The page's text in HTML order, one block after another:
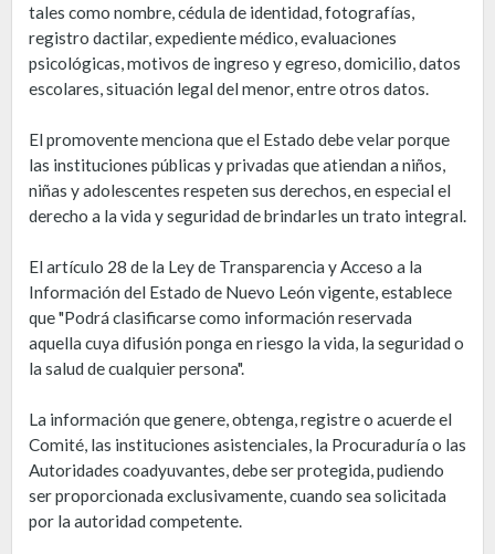
tales como nombre, cédula de identidad, fotografías,
registro dactilar, expediente médico, evaluaciones
psicológicas, motivos de ingreso y egreso, domicilio, datos
escolares, situación legal del menor, entre otros datos.
El promovente menciona que el Estado debe velar porque
las instituciones públicas y privadas que atiendan a niños,
niñas y adolescentes respeten sus derechos, en especial el
derecho a la vida y seguridad de brindarles un trato integral.
El artículo 28 de la Ley de Transparencia y Acceso a la
Información del Estado de Nuevo León vigente, establece
que "Podrá clasificarse como información reservada
aquella cuya difusión ponga en riesgo la vida, la seguridad o
la salud de cualquier persona".
La información que genere, obtenga, registre o acuerde el
Comité, las instituciones asistenciales, la Procuraduría o las
Autoridades coadyuvantes, debe ser protegida, pudiendo
ser proporcionada exclusivamente, cuando sea solicitada
por la autoridad competente.